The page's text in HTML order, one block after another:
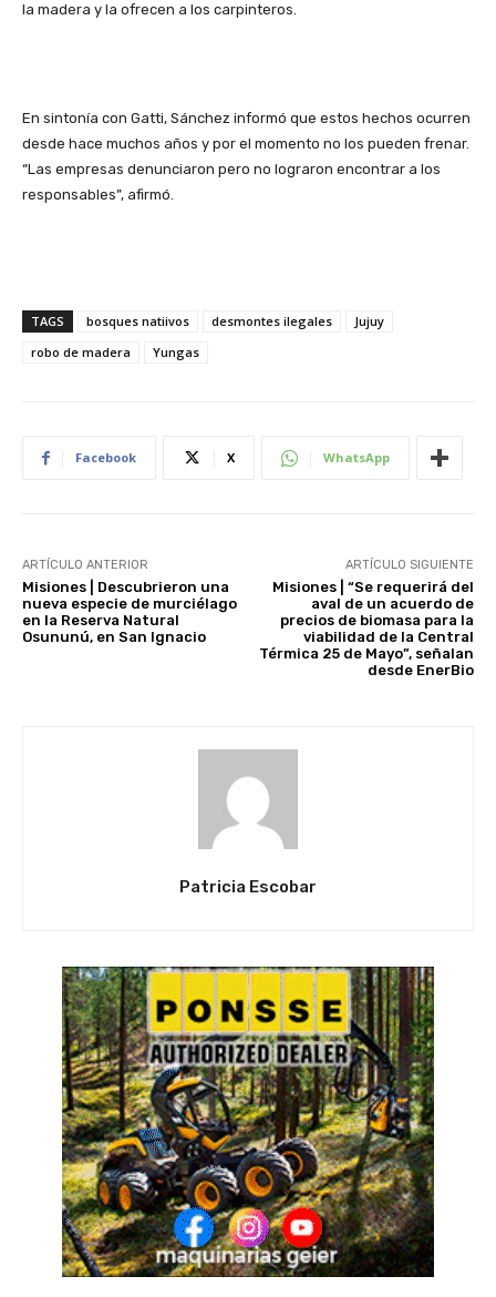
la madera y la ofrecen a los carpinteros.
En sintonía con Gatti, Sánchez informó que estos hechos ocurren
desde hace muchos años y por el momento no los pueden frenar.
“Las empresas denunciaron pero no lograron encontrar a los
responsables”, afirmó.
TAGS bosques natiivos desmontes ilegales
Jujuy
robo de madera
Yungas
Facebook X WhatsApp
ARTÍCULO ANTERIOR
Misiones | Descubrieron una
nueva especie de murciélago
en la Reserva Natural
Osununú, en San Ignacio
ARTÍCULO SIGUIENTE
Misiones | “Se requerirá del
aval de un acuerdo de
precios de biomasa para la
viabilidad de la Central
Térmica 25 de Mayo”, señalan
desde EnerBio
Patricia Escobar